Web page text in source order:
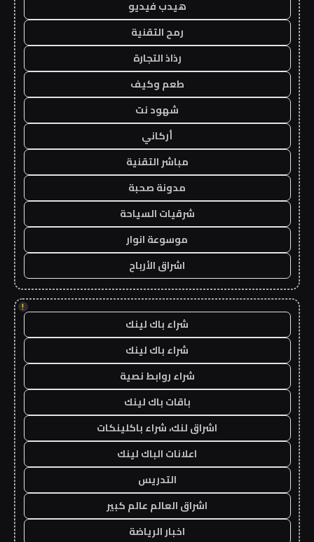
هيدب فيديو
رمح التقنية
رذاذ التجارة
طعم وكيف
شهود نت
أركاني
مباشر التقنية
مدونة صحبة
شرقيات السياحة
موسوعة انوار
اشراق الأرباح
!
شراء باك لينك
شراء باك لينك
شراء روابط نصية
باقات باك لينك
اشراق لنك، شراء باكلينكات
اعلانات الباك لينك
التدريس
اشراق العالم عالم كبير
اخبار الرياضة